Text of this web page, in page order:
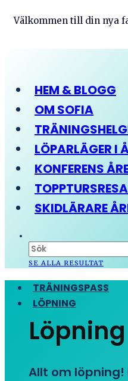
Välkommen till din nya
HEM & BLOGG
OM SOFIA
LÖPARLÄGER I
KONFERENS
SKIDLÄRARE
SE ALLA RESULTAT
TRÄNINGSPASS
LÖPNING
Löpning
Allt om